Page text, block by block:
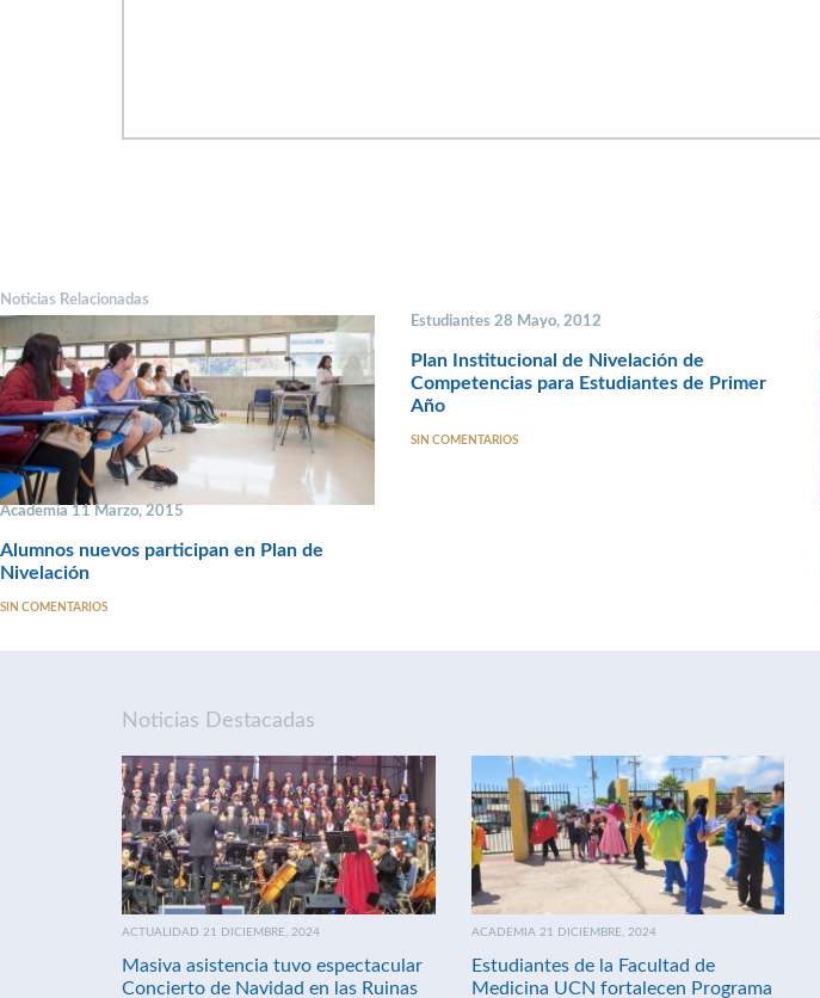
Noticias Relacionadas
Academia 11 Marzo, 2015
Alumnos nuevos participan en Plan de
Nivelación
SIN COMENTARIOS
Estudiantes 28 Mayo, 2012
Plan Institucional de Nivelación de
Competencias para Estudiantes de Primer
Año
SIN COMENTARIOS
Noticias Destacadas
ACTUALIDAD 21 DICIEMBRE, 2024
Masiva asistencia tuvo espectacular
Concierto de Navidad en las Ruinas
ACADEMIA 21 DICIEMBRE, 2024
Estudiantes de la Facultad de
Medicina UCN fortalecen Programa